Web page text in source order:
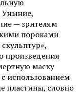
Уныние,
— зрителям
пороками
произведения
маску
использованием
пластины, словно